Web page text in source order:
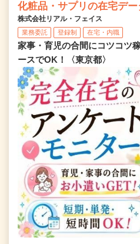
化粧品・サプリの在宅デー
株式会社リアル・フェイス
業務委託 登録制 在宅・内職
家事・育児の合間にコツコツ
ースでOK！〈東京都〉